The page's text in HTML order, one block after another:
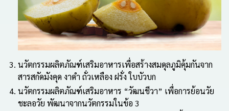
นวัตกรรมผลิตภัณฑ์เสริมอาหารเพื่อสร้างสมดุลภูมิคุ้มกันจาก
สารสกัดมังคุด งาดำ ถั่วเหลือง ฝรั่งใบบัวบก
นวัตกรรมผลิตภัณฑ์เสริมอาหาร “วัฒนชีวา” เพื่อการย้อนวัย
ชะลอวัย พัฒนาจากนวัตกรรมในข้อ 3